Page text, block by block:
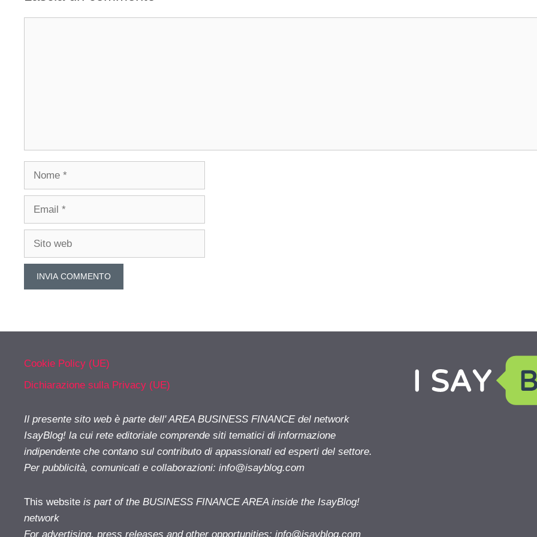
Nome
Email
Sito
Cookie Policy (UE)
Dichiarazione sulla Privacy (UE)
Il presente sito web è parte dell' AREA BUSINESS FINANCE del network
IsayBlog! la cui rete editoriale comprende siti tematici di informazione
indipendente che contano sul contributo di appassionati ed esperti del settore.
Per pubblicità, comunicati e collaborazioni: info@isayblog.com
This website is part of the BUSINESS FINANCE AREA inside the IsayBlog!
network
For advertising, press releases and other opportunities: info@isayblog.com